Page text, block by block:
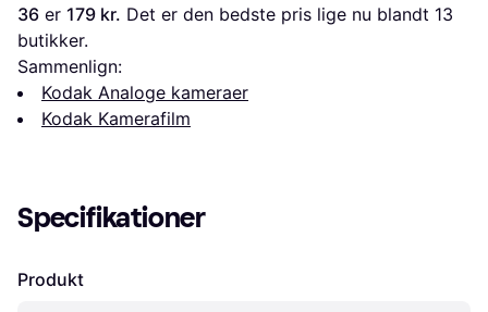
36 er 179 kr. Det er den bedste pris lige nu blandt 13
butikker.
Sammenlign:
Kodak Analoge kameraer
Kodak Kamerafilm
Specifikationer
Produkt